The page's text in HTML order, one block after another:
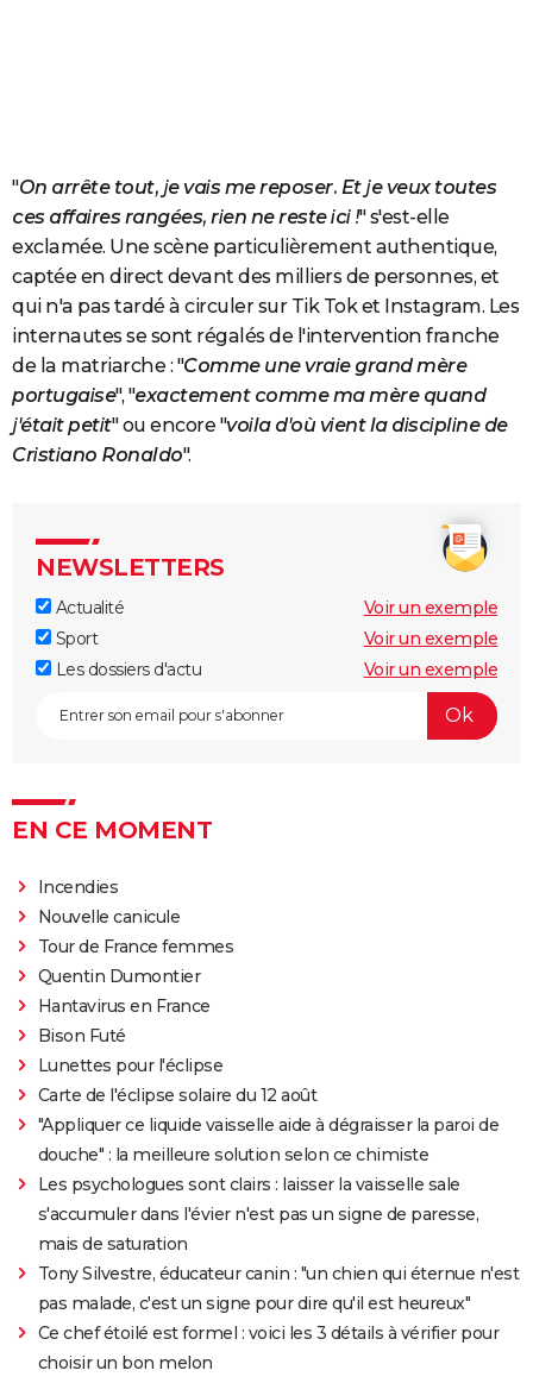
"On arrête tout, je vais me reposer. Et je veux toutes
ces affaires rangées, rien ne reste ici !" s'est-elle
exclamée. Une scène particulièrement authentique,
captée en direct devant des milliers de personnes, et
qui n'a pas tardé à circuler sur Tik Tok et Instagram. Les
internautes se sont régalés de l'intervention franche
de la matriarche : "Comme une vraie grand mère
portugaise", "exactement comme ma mère quand
j'était petit" ou encore "voila d'où vient la discipline de
Cristiano Ronaldo".
NEWSLETTERS
Actualité
Voir un exemple
Sport
Voir un exemple
Les dossiers d'actu
Voir un exemple
EN CE MOMENT
Incendies
Nouvelle canicule
Tour de France femmes
Quentin Dumontier
Hantavirus en France
Bison Futé
Lunettes pour l'éclipse
Carte de l'éclipse solaire du 12 août
"Appliquer ce liquide vaisselle aide à dégraisser la paroi de
douche" : la meilleure solution selon ce chimiste
Les psychologues sont clairs : laisser la vaisselle sale
s'accumuler dans l'évier n'est pas un signe de paresse,
mais de saturation
Tony Silvestre, éducateur canin : "un chien qui éternue n'est
pas malade, c'est un signe pour dire qu'il est heureux"
Ce chef étoilé est formel : voici les 3 détails à vérifier pour
choisir un bon melon